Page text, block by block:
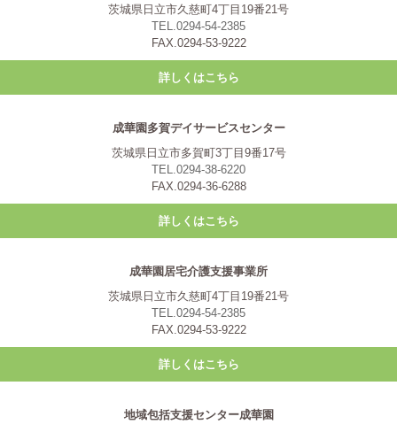
茨城県日立市久慈町4丁目19番21号
TEL.0294-54-2385
FAX.0294-53-9222
詳しくはこちら
成華園多賀デイサービスセンター
茨城県日立市多賀町3丁目9番17号
TEL.0294-38-6220
FAX.0294-36-6288
詳しくはこちら
成華園居宅介護支援事業所
茨城県日立市久慈町4丁目19番21号
TEL.0294-54-2385
FAX.0294-53-9222
詳しくはこちら
地域包括支援センター成華園